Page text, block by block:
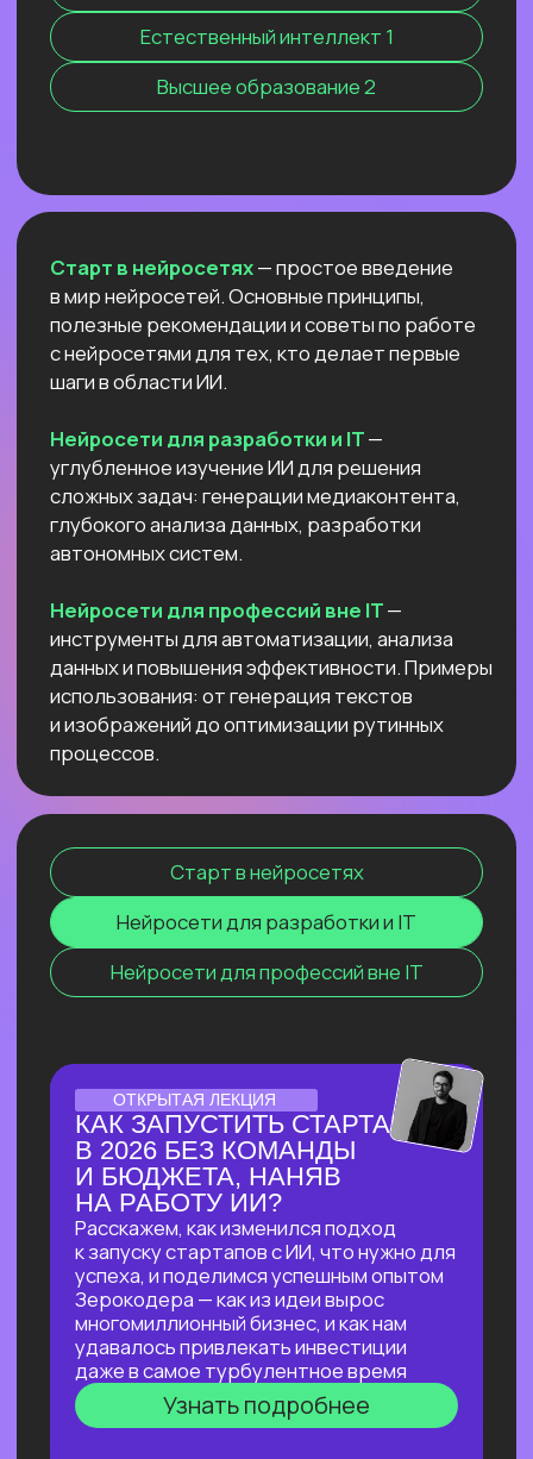
Старт в нейросетях— простое введение
в мир нейросетей. Основные принципы,
полезные рекомендации и советы по работе
с нейросетями для тех, кто делает первые
шаги в области ИИ.
Нейросети для разработки и IT
глубокого анализа данных, разработки
автономных систем.
Нейросети для профессий вне IT—
инструменты для автоматизации, анализа
данных и повышения эффективности.
рутинных процессов.
Старт в нейросетях
Нейросети для разработки и IT
Нейросети для профессий вне IT
Нейросети 28
IT-профессии 16
Для детей 8
Естественный интеллект 1
ОНЛАЙН-СЕМИНАР
ПО ПЕРПЛЕКСИТИ ИИ ДЛЯ
ПЕДАГОГОВ
И РЕПЕТИТОРОВ
Соберем «вау-урок» для ваших
учеников и студентов за минуты
и расскажем, как сделать это
стабильной практикой.
Узнать подробнее
ПО ПРИМЕНЕНИЮ ИИ
ДЛЯ ЮРИДИЧЕСКИХ ЗАДАЧ
В прямом эфире мы покажем, как
с помощью ИИ автоматизировать
до 90% работы со сложными
документами, за минуты проверять
их на соответствие законодательству
и кратно сократить время на рутинные
задачи!
Узнать подробнее
ОНЛАЙН-ПРАКТИКУМ
ПО НЕЙРОСЕТЯМ
ДЛЯ САМОЗАНЯТЫХ,
РУКОВОДИТЕЛЕЙ
И ВЛАДЕЛЬЦЕВ БИЗНЕСА